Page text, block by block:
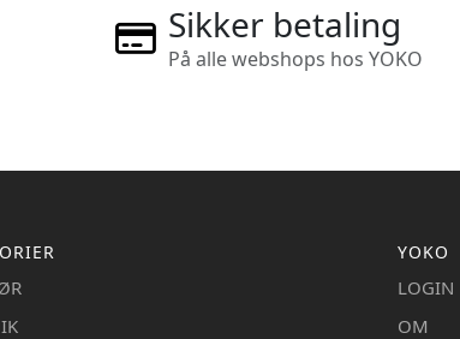
Sikker betaling
På alle webshops hos YOKO
YOKO
LOGIN
OM